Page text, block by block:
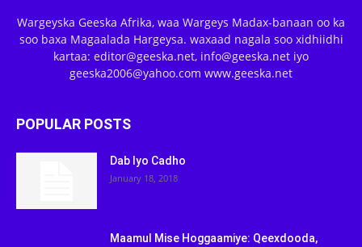
Wargeyska Geeska Afrika, waa Wargeys Madax-banaan oo ka
soo baxa Magaalada Hargeysa. waxaad nagala soo xidhiidhi
kartaa: editor@geeska.net, info@geeska.net iyo
geeska2006@yahoo.com www.geeska.net
POPULAR POSTS
Dab Iyo Cadho
January 18, 2018
Maamul Mise Hoggaamiye: Qeexdooda,